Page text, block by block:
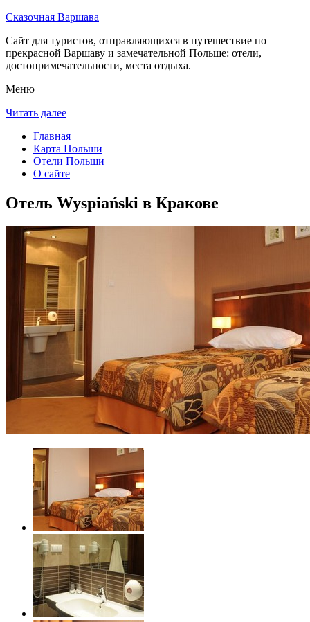
Сказочная Варшава
Сайт для туристов, отправляющихся в путешествие по
прекрасной Варшаву и замечательной Польше: отели,
достопримечательности, места отдыха.
Меню
Читать далее
Главная
Карта Польши
Отели Польши
О сайте
Отель Wyspiański в Кракове